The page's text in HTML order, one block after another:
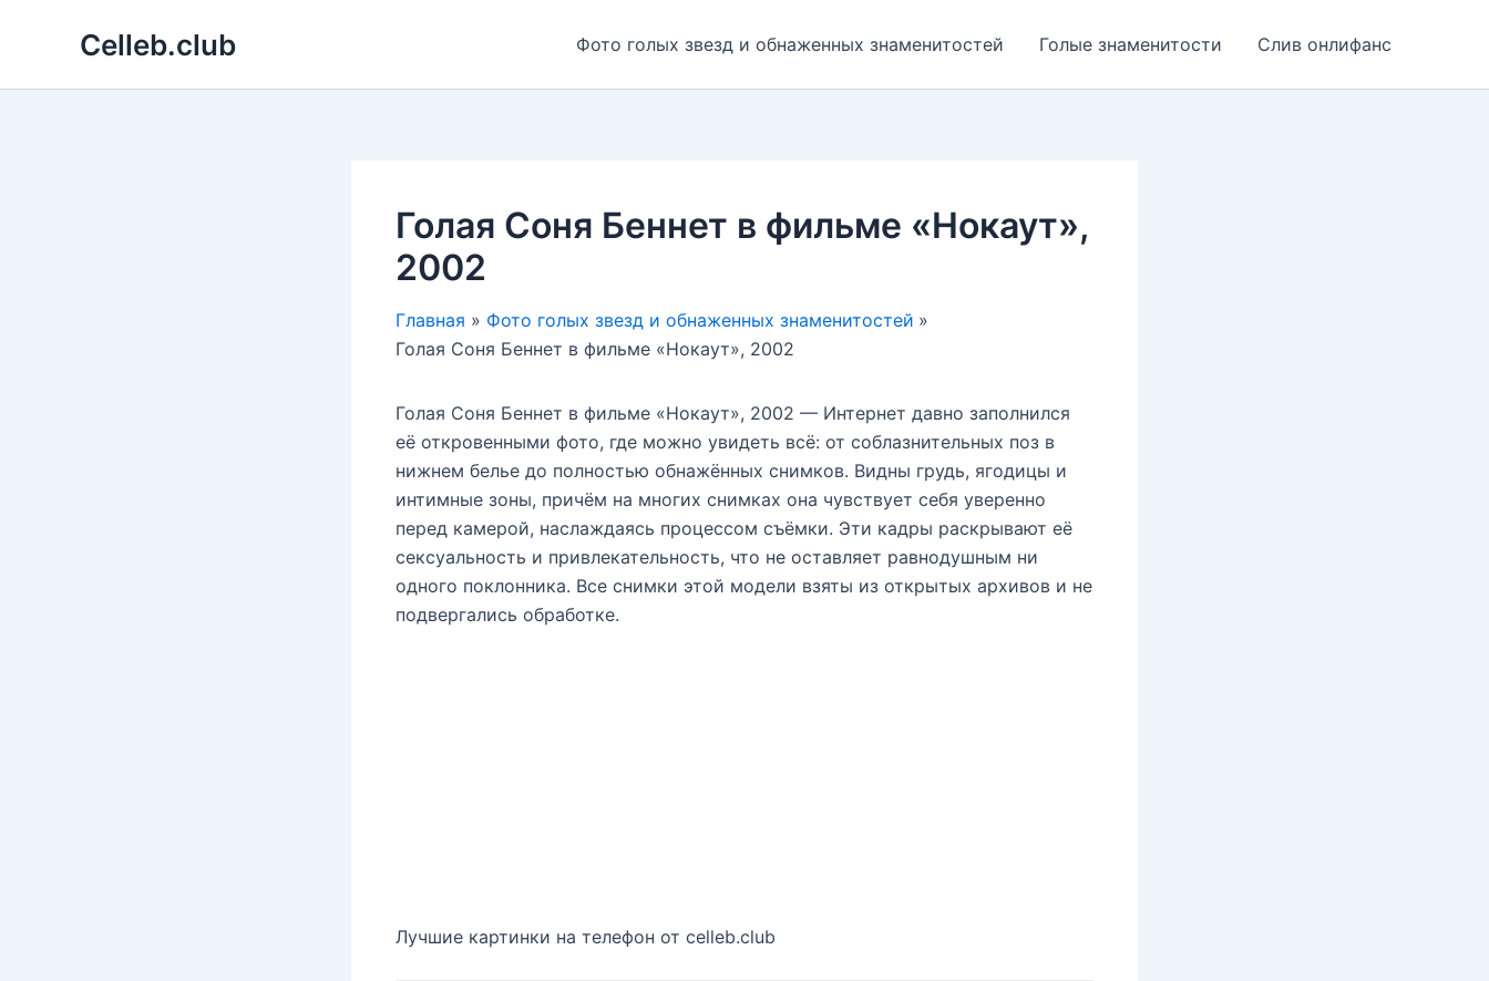
Celleb.club Фото голых звезд и обнаженных знаменитостей Голые знаменитости Слив онлифанс
Голая Соня Беннет в фильме «Нокаут»,
2002
Главная
Фото голых звезд и обнаженных знаменитостей
Голая Соня Беннет в фильме «Нокаут», 2002
Голая Соня Беннет в фильме «Нокаут», 2002 — Интернет давно заполнился
её откровенными фото, где можно увидеть всё: от соблазнительных поз в
нижнем белье до полностью обнажённых снимков. Видны грудь, ягодицы и
интимные зоны, причём на многих снимках она чувствует себя уверенно
перед камерой, наслаждаясь процессом съёмки. Эти кадры раскрывают её
сексуальность и привлекательность, что не оставляет равнодушным ни
одного поклонника. Все снимки этой модели взяты из открытых архивов и не
подвергались обработке.
Лучшие картинки на телефон от celleb.club